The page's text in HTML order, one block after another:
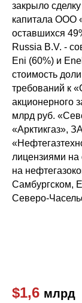
закрыло
капитала ООО
оставшихся
Russia B.V. -
Eni (60%) и
стоимость
требований к
акционерного
млрд руб.
«Арктикгаз»,
лицензиями на
на
Самбургском,
Северо-
$1,6 млрд